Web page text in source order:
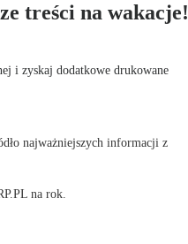
treści na wakacje!
i zyskaj dodatkowe drukowane
najważniejszych informacji z
na rok.